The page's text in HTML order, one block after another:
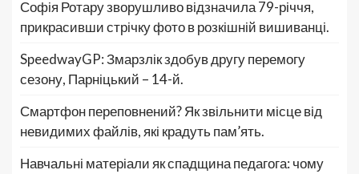
Софія Ротару зворушливо відзначила 79-річчя,
прикрасивши стрічку фото в розкішній вишиванці.
SpeedwayGP: Змарзлік здобув другу перемогу
сезону, Парніцький – 14-й.
Смартфон переповнений? Як звільнити місце від
невидимих файлів, які крадуть пам’ять.
Навчальні матеріали як спадщина педагога: чому